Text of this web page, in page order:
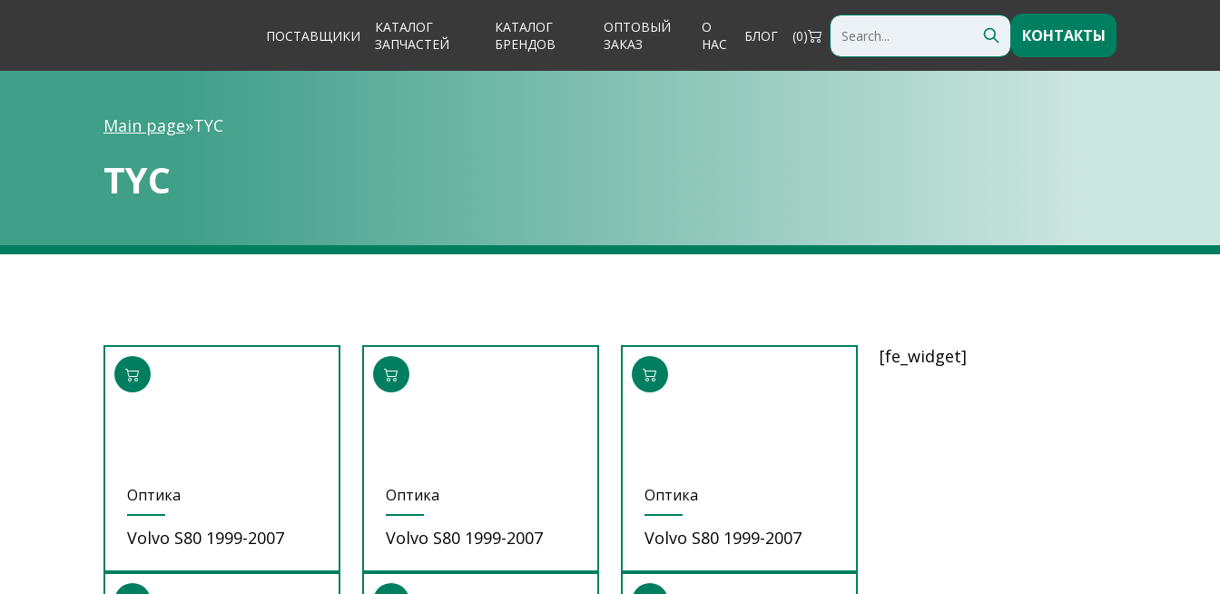
ПОСТАВЩИКИ
КАТАЛОГ
ЗАПЧАСТЕЙ
КАТАЛОГ
БРЕНДОВ
ОПТОВЫЙ
ЗАКАЗ
О
НАС
БЛОГ (0) КОНТАКТЫ
Main page»TYC
TYC
Оптика
Volvo S80 1999-2007
Оптика
Volvo S80 1999-2007
Оптика
Volvo S80 1999-2007
[fe_widget]